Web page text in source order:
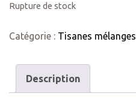
Rupture de stock
Catégorie : Tisanes mélanges
Description